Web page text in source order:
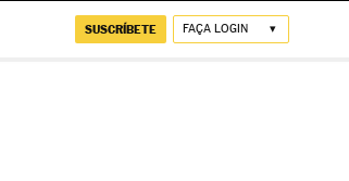
SUSCRÍBETE FAÇA LOGIN